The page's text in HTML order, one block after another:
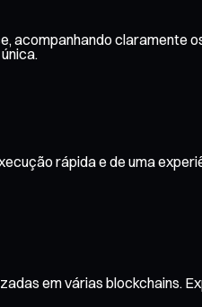
acompanhando
rápida e de uma
em várias blockchains.